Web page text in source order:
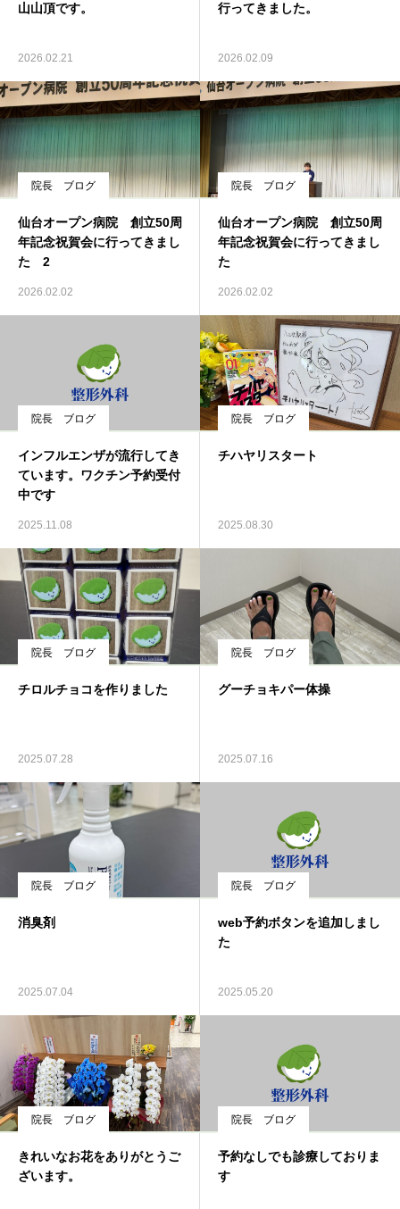
山山頂です。
2026.02.21
行ってきました。
2026.02.09
院長 ブログ
仙台オープン病院 創立50周
年記念祝賀会に行ってきまし
た 2
2026.02.02
院長 ブログ
仙台オープン病院 創立50周
年記念祝賀会に行ってきまし
た
2026.02.02
院長 ブログ
インフルエンザが流行してき
ています。ワクチン予約受付
中です
2025.11.08
院長 ブログ
チハヤリスタート
2025.08.30
院長 ブログ
チロルチョコを作りました
2025.07.28
院長 ブログ
グーチョキパー体操
2025.07.16
院長 ブログ
消臭剤
2025.07.04
院長 ブログ
web予約ボタンを追加しまし
た
2025.05.20
院長 ブログ
きれいなお花をありがとうご
ざいます。
院長 ブログ
予約なしでも診療しておりま
す